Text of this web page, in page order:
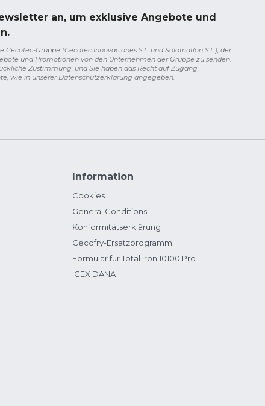
an, um exklusive Angebote und
Gruppe (Cecotec Innovaciones S.L. und Solotriatlon S.L.), der
und Promotionen von den Unternehmen der Gruppe zu senden.
Zustimmung, und Sie haben das Recht auf Zugang,
wie in unserer Datenschutzerklärung angegeben.
Information
Cookies
General Conditions
Konformitätserklärung
Cecofry-Ersatzprogramm
Formular für Total Iron 10100 Pro
ICEX DANA